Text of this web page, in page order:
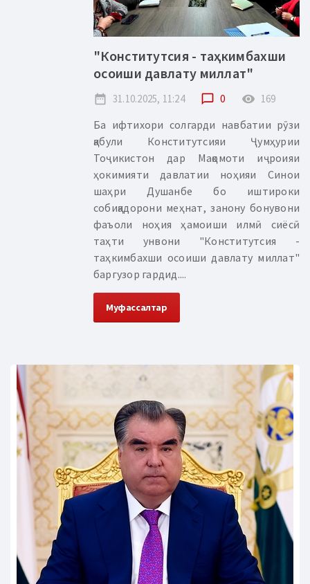
"Конститутсия - таҳкимбахши
осоиши давлату миллат"
date_range 31.10.2025, 11:24 chat_bubble_outline 0 remove_red_eye 169
Ба ифтихори солгарди навбатии рӯзи
қабули Конститутсияи Ҷумҳурии
Тоҷикистон дар Мақомоти иҷроияи
ҳокимияти давлатии ноҳияи Синои
шаҳри Душанбе бо иштироки
собиқадорони меҳнат, занону бонувони
фаъоли ноҳия ҳамоиши илмӣ сиёсӣ
таҳти унвони "Конститутсия -
таҳкимбахши осоиши давлату миллат"
баргузор гардид....
Муфассалтар